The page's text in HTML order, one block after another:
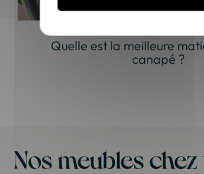
Quelle est la meilleure
canapé ?
Nos meubles